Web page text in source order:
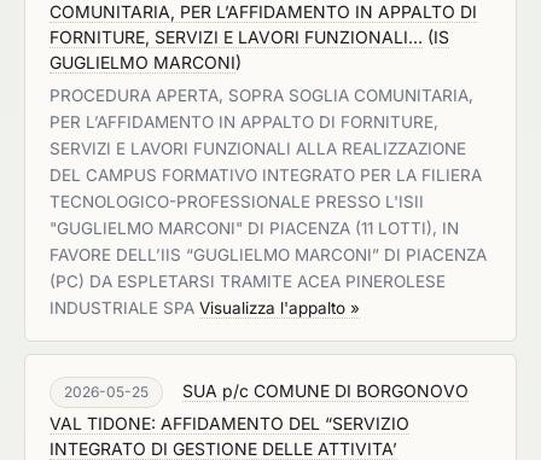
COMUNITARIA, PER L’AFFIDAMENTO IN APPALTO DI
FORNITURE, SERVIZI E LAVORI FUNZIONALI... (IS
GUGLIELMO MARCONI)
PROCEDURA APERTA, SOPRA SOGLIA COMUNITARIA,
PER L’AFFIDAMENTO IN APPALTO DI FORNITURE,
SERVIZI E LAVORI FUNZIONALI ALLA REALIZZAZIONE
DEL CAMPUS FORMATIVO INTEGRATO PER LA FILIERA
TECNOLOGICO-PROFESSIONALE PRESSO L'ISII
"GUGLIELMO MARCONI" DI PIACENZA (11 LOTTI), IN
FAVORE DELL’IIS “GUGLIELMO MARCONI” DI PIACENZA
(PC) DA ESPLETARSI TRAMITE ACEA PINEROLESE
INDUSTRIALE SPA Visualizza l'appalto »
2026-05-25
SUA p/c COMUNE DI BORGONOVO
VAL TIDONE: AFFIDAMENTO DEL “SERVIZIO
INTEGRATO DI GESTIONE DELLE ATTIVITA’